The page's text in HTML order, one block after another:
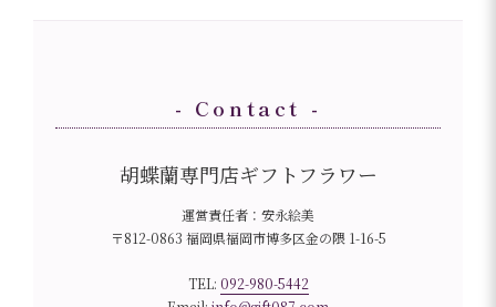
- Contact -
胡蝶蘭専門店ギフトフラワー
運営責任者：安永絵美
〒812-0863 福岡県福岡市博多区金の隈 1-16-5
TEL: 092-980-5442